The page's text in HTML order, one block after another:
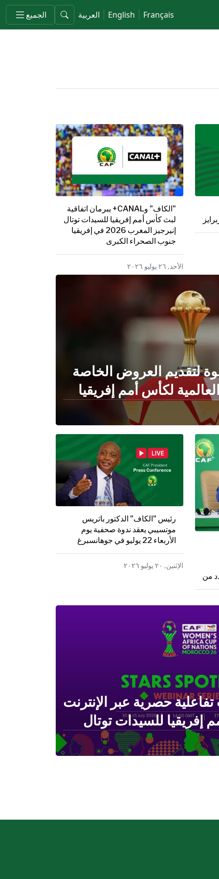
Français
English العربية الجميع
"الكاف" وCANAL+ يبرمان اتفاقية
لبث كأس أمم إفريقيا للسيدات توتال
إنيرجيز المغرب 2026 في إفريقيا
جنوب الصحراء الكبرى
الأحد, ٢٦ يوليو ٢٠٢٦
لتقديم العروض الخاصة
لكأس أمم إفريقيا
من
رئيس "الكاف" الدكتور باتريس
موتسيبي يعقد ندوة صحفية يوم
الأربعاء 22 يوليو في جوهانسبرغ
الإثنين, ٢٠ يوليو ٢٠٢٦
حصرية عبر الإنترنت
للسيدات توتال